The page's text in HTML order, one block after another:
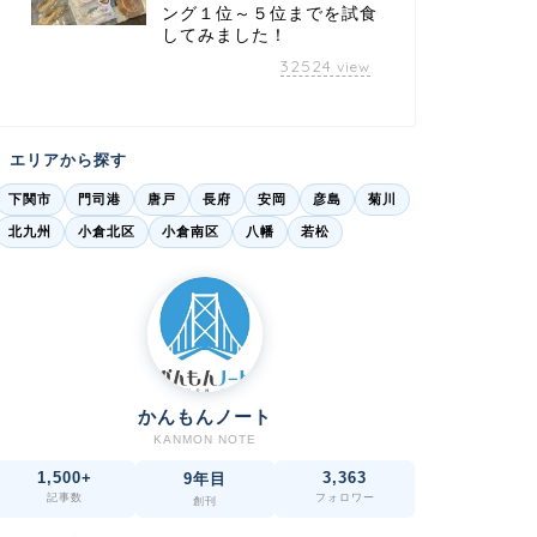
ング１位～５位までを試食
してみました！
32524 view
エリアから探す
下関市 門司港 唐戸 長府 安岡 彦島 菊川
北九州 小倉北区 小倉南区 八幡 若松
かんもんノート
KANMON NOTE
1,500+
記事数
9年目
創刊
3,363
フォロワー